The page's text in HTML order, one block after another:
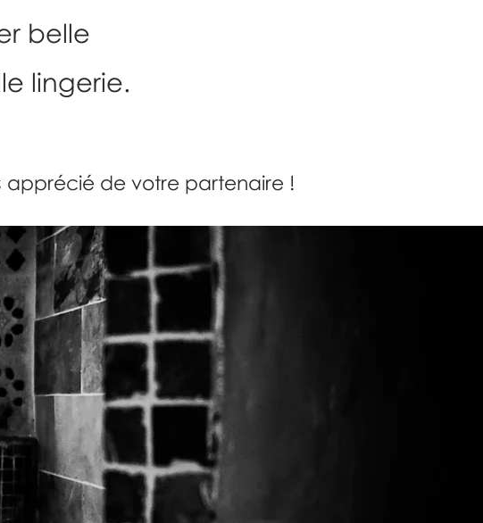
belle
lingerie.
apprécié de votre partenaire !